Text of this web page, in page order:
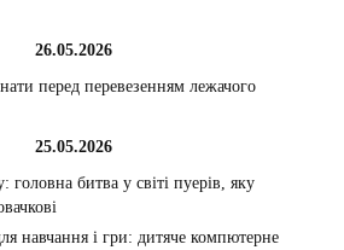
26.05.2026
перед перевезенням лежачого
25.05.2026
битва у світі пуерів, яку
навчання і гри: дитяче компютерне